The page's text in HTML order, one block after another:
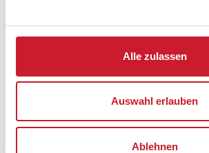
Alle zulassen
Auswahl erlauben
Ablehnen
Reisedauer auswählen
Anzahl Reisende auswählen
Sie bekommen Verfügbarkeit